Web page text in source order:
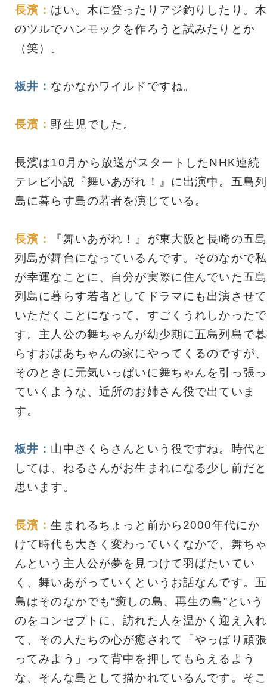
長濱： はい。木に登ったりアジ釣りしたり。木
のツルでハンモックを作ろうと試みたりとか
（笑）。
板井： なかなかワイルドですね。
長濱： 野生児でした。
長濱は10月から放送がスタートしたNHK連続
テレビ小説『舞いあがれ！』に出演中。五島列
島に暮らす島の若者を演じている。
長濱：
『舞いあがれ！』が東大阪と長崎の五島
列島が舞台になっているんです。そのなかで私
が幸運なことに、自分が実際に住んでいた五島
列島に暮らす若者としてドラマにも出演させて
いただくことになって、すごくうれしかったで
す。主人公の舞ちゃんが幼少期に五島列島で暮
らすおばあちゃんの家にやってくるのですが、
そのときに元気いっぱいに舞ちゃんを引っ張っ
ていくような、近所のお姉さん役で出ていま
す。
板井： 山中さくらさんという役ですね。時代と
しては、ねるさんがお生まれになる少し前だと
思います。
長濱：生まれるちょっと前から2000年代にか
けて時代も大きく変わっていくなかで、舞ちゃ
んという主人公が夢を見つけて羽ばたいてい
く、舞いあがっていくというお話なんです。五
島はそのなかでも“癒しの島、再生の島”という
のをコンセプトに、訪れた人を温かく迎え入れ
て、その人たちの心が癒されて「やっぱり頑張
ってみよう」って背中を押してもらえるよう
な、そんな島として描かれているんです。そこ